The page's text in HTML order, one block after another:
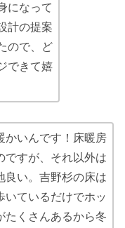
になって
計の提案
ので、ど
できて嬉
かいんです！床暖房
ですが、それ以外は
良い。吉野杉の床は
いているだけでホッ
たくさんあるから冬